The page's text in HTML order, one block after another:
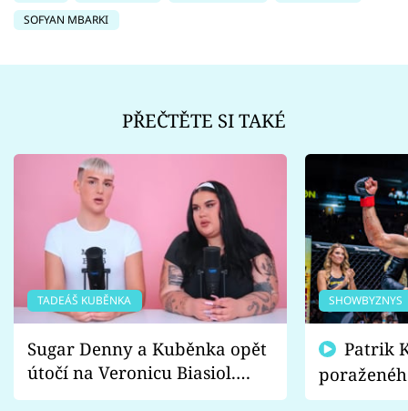
SOFYAN MBARKI
PŘEČTĚTE SI TAKÉ
TADEÁŠ KUBĚNKA
Sugar Denny a Kuběnka opět
útočí na Veronicu Biasiol.
Proč je podle nich falešná a
SHOWBYZNYS
fanoušci